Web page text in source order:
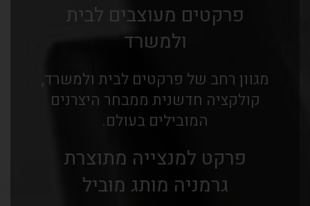
פרקטים מעוצבים לבית
ולמשרד
מגוון רחב של פרקטים לבית ולמשרד,
קולקציה חדשנית ממבחר היצרנים
המובילים בעולם.
פרקט למנצייה מתוצרת
גרמניה מותג מוביל